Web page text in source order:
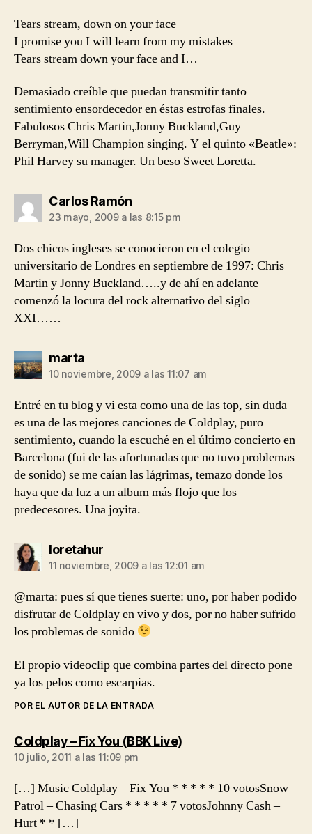
Tears stream, down on your face
I promise you I will learn from my mistakes
Tears stream down your face and I…
Demasiado creíble que puedan transmitir tanto
sentimiento ensordecedor en éstas estrofas finales.
Fabulosos Chris Martin,Jonny Buckland,Guy
Berryman,Will Champion singing. Y el quinto «Beatle»:
Phil Harvey su manager. Un beso Sweet Loretta.
Carlos Ramóndice:
23 mayo, 2009 a las 8:15 pm
Dos chicos ingleses se conocieron en el colegio
universitario de Londres en septiembre de 1997: Chris
Martin y Jonny Buckland…..y de ahí en adelante
comenzó la locura del rock alternativo del siglo
XXI……
martadice:
10 noviembre, 2009 a las 11:07 am
Entré en tu blog y vi esta como una de las top, sin duda
es una de las mejores canciones de Coldplay, puro
sentimiento, cuando la escuché en el último concierto en
Barcelona (fui de las afortunadas que no tuvo problemas
de sonido) se me caían las lágrimas, temazo donde los
haya que da luz a un album más flojo que los
predecesores. Una joyita.
loretahurdice:
11 noviembre, 2009 a las 12:01 am
@marta: pues sí que tienes suerte: uno, por haber podido
disfrutar de Coldplay en vivo y dos, por no haber sufrido
los problemas de sonido
El propio videoclip que combina partes del directo pone
ya los pelos como escarpias.
POR EL AUTOR DE LA ENTRADA
Coldplay – Fix You (BBK Live)dice:
10 julio, 2011 a las 11:09 pm
[…] Music Coldplay – Fix You * * * * * 10 votosSnow
Patrol – Chasing Cars * * * * * 7 votosJohnny Cash –
Hurt * * […]